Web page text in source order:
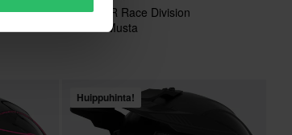
Musta
Lippis FXR Race Division
Harmaa/Musta
Huippuhinta!